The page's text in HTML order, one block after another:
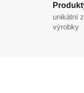
unikátní
výrobky